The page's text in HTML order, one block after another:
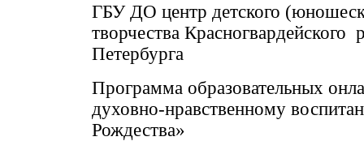
ГБУ ДО центр детского
творчества Красногвардейского
Петербурга
Программа образовательных
духовно-нравственному
Рождества»